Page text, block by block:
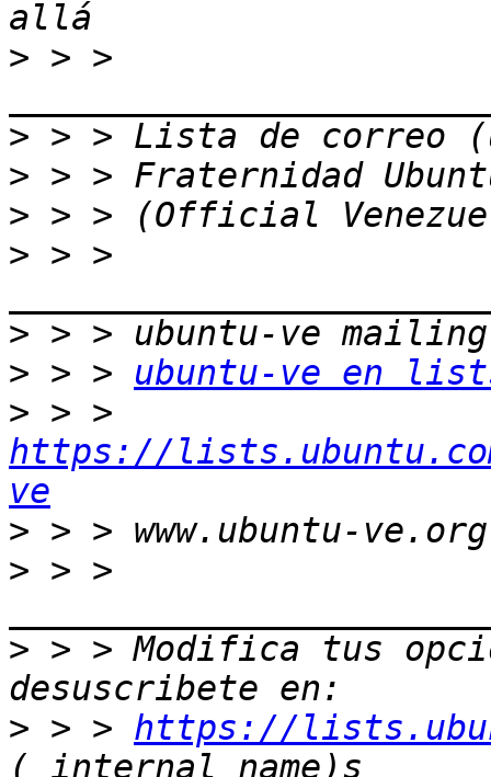
> > >
>
>
>
> > >
>
> > > ubuntu-ve en
>
https://
ve
>
> > >
> > > Modifica tus
> > > https://